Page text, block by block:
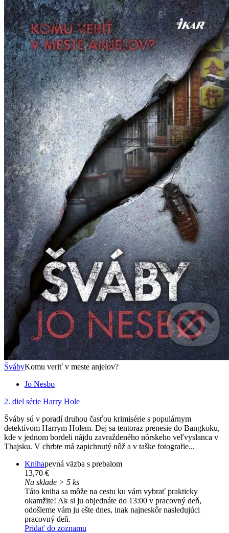
ŠvábyKomu veriť v meste anjelov?
Jo Nesbo
2. diel série Harry Hole
Šváby sú v poradí druhou časťou krimisérie s populárnym
detektívom Harrym Holem. Dej sa tentoraz prenesie do Bangkoku,
kde v jednom bordeli nájdu zavraždeného nórskeho veľvyslanca v
Thajsku. V chrbte má zapichnutý nôž a v taške fotografie...
Knihapevná väzba s prebalom
13,70 €
Na sklade > 5 ks
Táto kniha sa môže na cestu ku vám vybrať prakticky
okamžite! Ak si ju objednáte do 13:00 v pracovný deň,
odošleme vám ju ešte dnes, inak najneskôr nasledujúci
pracovný deň.
Pridať do zoznamu